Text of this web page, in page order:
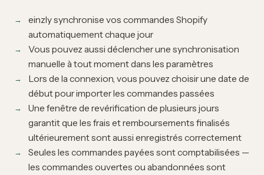
einzly synchronise vos commandes Shopify
automatiquement chaque jour
Vous pouvez aussi déclencher une synchronisation
manuelle à tout moment dans les paramètres
Lors de la connexion, vous pouvez choisir une date de
début pour importer les commandes passées
Une fenêtre de revérification de plusieurs jours
garantit que les frais et remboursements finalisés
ultérieurement sont aussi enregistrés correctement
Seules les commandes payées sont comptabilisées —
les commandes ouvertes ou abandonnées sont